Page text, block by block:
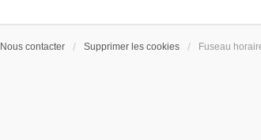
Nous contacter Supprimer les cookies Fuseau